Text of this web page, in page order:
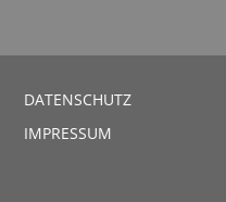
DATENSCHUTZ
IMPRESSUM